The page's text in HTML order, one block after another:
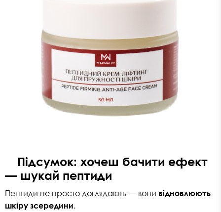
Підсумок: хочеш бачити ефект
— шукай пептиди
Пептиди не просто доглядають — вони відновлюють
шкіру зсередини.